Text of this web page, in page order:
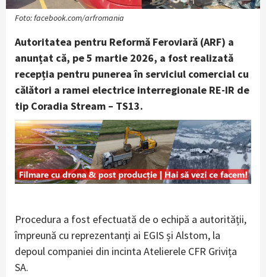
Foto: facebook.com/arfromania
Autoritatea pentru Reformă Feroviară (ARF) a
anunțat că, pe 5 martie 2026, a fost realizată
recepția pentru punerea în serviciul comercial cu
călători a ramei electrice interregionale RE-IR de
tip Coradia Stream – TS13.
Procedura a fost efectuată de o echipă a autorității,
împreună cu reprezentanți ai EGIS și Alstom, la
depoul companiei din incinta Atelierele CFR Grivița
SA.